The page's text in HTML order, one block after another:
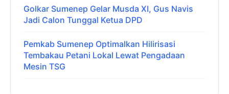
Golkar Sumenep Gelar Musda XI, Gus Navis
Jadi Calon Tunggal Ketua DPD
Pemkab Sumenep Optimalkan Hilirisasi
Tembakau Petani Lokal Lewat Pengadaan
Mesin TSG